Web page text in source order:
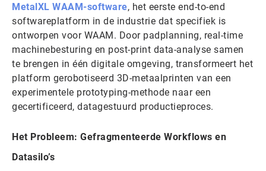
MetalXL WAAM-software, het eerste end-to-end
softwareplatform in de industrie dat specifiek is
ontworpen voor WAAM. Door padplanning, real-time
machinebesturing en post-print data-analyse samen
te brengen in één digitale omgeving, transformeert het
platform gerobotiseerd 3D-metaalprinten van een
experimentele prototyping-methode naar een
gecertificeerd, datagestuurd productieproces.
Het Probleem: Gefragmenteerde Workflows en
Datasilo’s